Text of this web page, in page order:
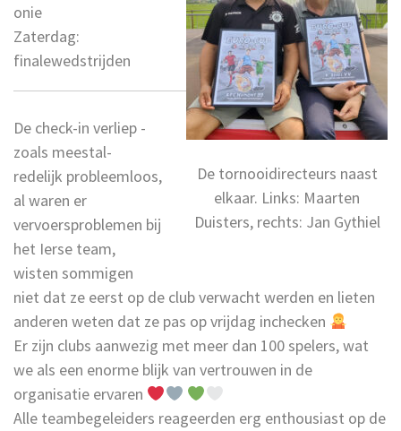
De tornooidirecteurs naast
elkaar. Links: Maarten
Duisters, rechts: Jan Gythiel
onie
Zaterdag:
finalewedstrijden
De check-in verliep -
zoals meestal-
redelijk probleemloos,
al waren er
vervoersproblemen bij
het Ierse team,
wisten sommigen
niet dat ze eerst op de club verwacht werden en lieten
anderen weten dat ze pas op vrijdag inchecken
Er zijn clubs aanwezig met meer dan 100 spelers, wat
we als een enorme blijk van vertrouwen in de
organisatie ervaren
Alle teambegeleiders reageerden erg enthousiast op de